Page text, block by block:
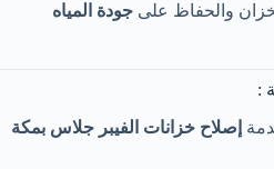
والحفاظ على جودة المياه
:
إصلاح خزانات الفيبر جلاس بمكة